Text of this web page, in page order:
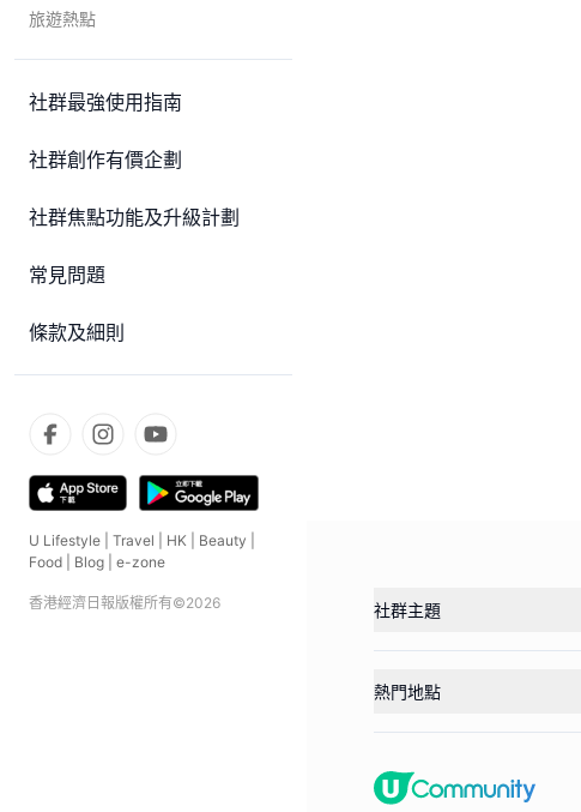
旅遊熱點
社群最強使用指南
社群創作有價企劃
社群焦點功能及升級計劃
常見問題
條款及細則
U Lifestyle Travel HK Beauty
Food
Blog e-zone
香港經濟日報版權所有©2026 社群主題
熱門地點